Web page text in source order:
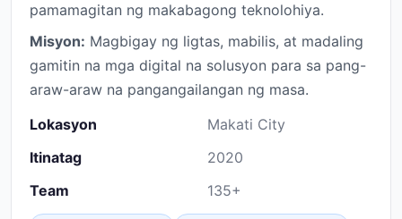
pamamagitan ng makabagong teknolohiya.
Misyon: Magbigay ng ligtas, mabilis, at madaling
gamitin na mga digital na solusyon para sa pang-
araw-araw na pangangailangan ng masa.
Lokasyon
Makati City
Itinatag
2020
Team
135+